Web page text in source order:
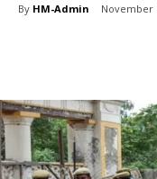
By HM-Admin November